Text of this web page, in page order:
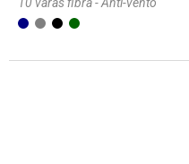
10 varas fibra - Anti-vento